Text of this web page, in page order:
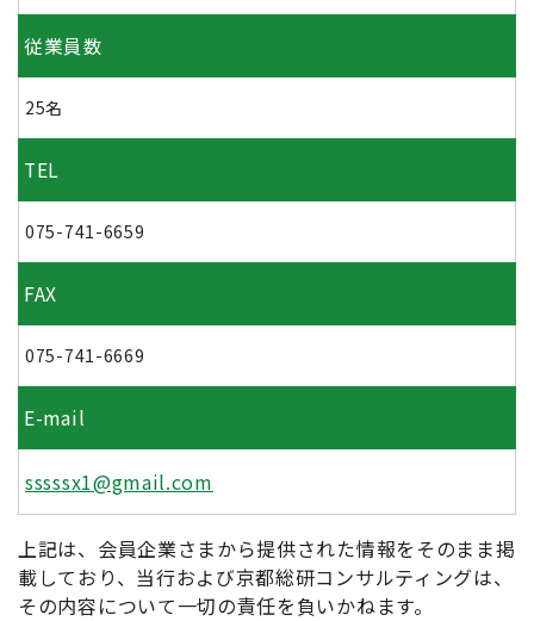
従業員数
25名
TEL
075-741-6659
FAX
075-741-6669
E-mail
sssssx1@gmail.com
上記は、会員企業さまから提供された情報をそのまま掲
載しており、当行および京都総研コンサルティングは、
その内容について一切の責任を負いかねます。